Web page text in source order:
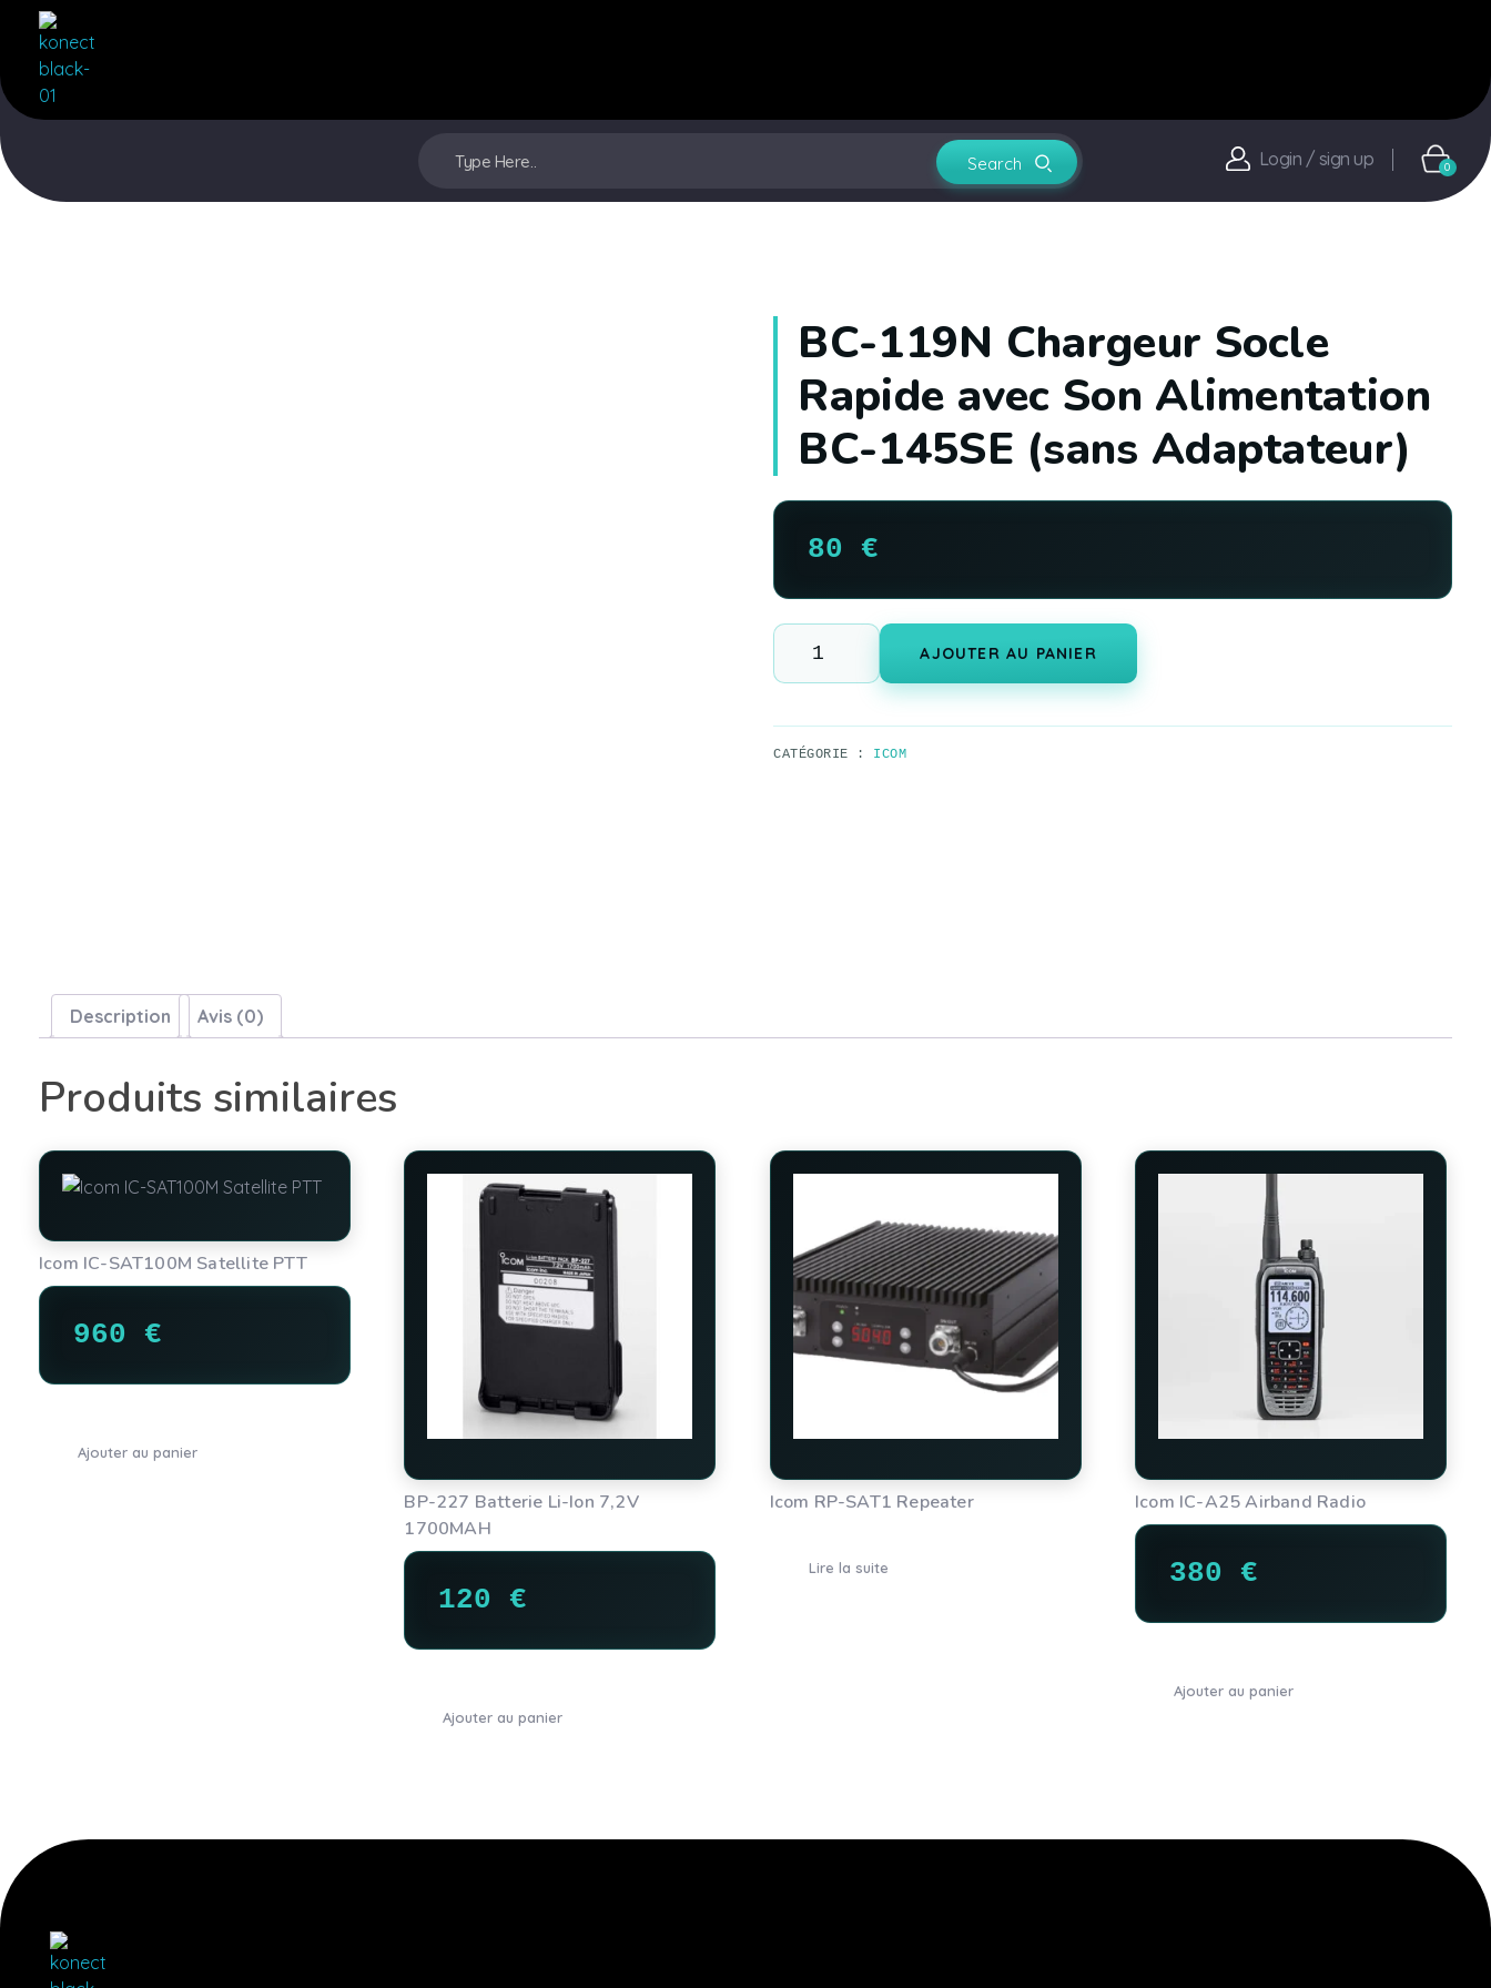
Konectpro
Expert Radio VHF - UHF - HF & Satellitaire
Login / sign up 0
BC-119N Chargeur Socle
Rapide avec Son Alimentation
BC-145SE (sans Adaptateur)
80 €
AJOUTER AU PANIER
CATÉGORIE : ICOM
Description Avis (0)
Produits similaires
Icom IC-SAT100M Satellite PTT
960 €
Ajouter au panier
BP-227 Batterie Li-Ion 7,2V
1700MAH
120 €
Ajouter au panier
Icom RP-SAT1 Repeater
Lire la suite
Icom IC-A25 Airband Radio
380 €
Ajouter au panier